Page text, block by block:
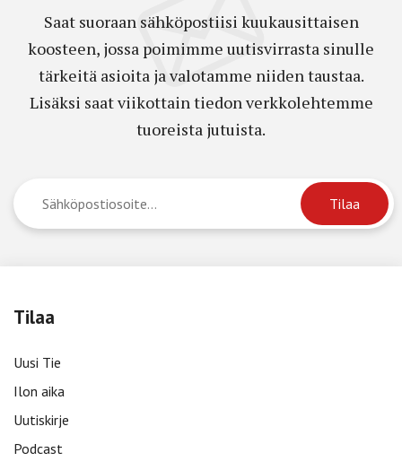
Saat suoraan sähköpostiisi kuukausittaisen
koosteen, jossa poimimme uutisvirrasta sinulle
tärkeitä asioita ja valotamme niiden taustaa.
Lisäksi saat viikottain tiedon verkkolehtemme
tuoreista jutuista.
Tilaa
Uusi Tie
Ilon aika
Uutiskirje
Podcast